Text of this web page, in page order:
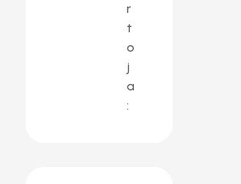
r
t
o
j
a
: